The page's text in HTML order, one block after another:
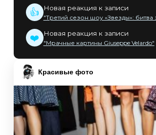
👍 Новая реакция к записи
"Третий сезон шоу «Звезды»: битва
❤️ Новая реакция к записи
"Мрачные картины Giuseppe Velardo"
Красивые фото